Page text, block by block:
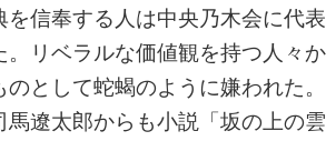
信奉する人は中央乃木会に代
リベラルな価値観を持つ人々
として蛇蝎のように嫌われた
遼太郎からも小説「坂の上の